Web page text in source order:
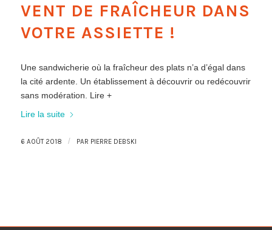
VENT DE FRAÎCHEUR DANS
VOTRE ASSIETTE !
Une sandwicherie où la fraîcheur des plats n’a d’égal dans
la cité ardente. Un établissement à découvrir ou redécouvrir
sans modération. Lire +
Lire la suite
6 AOÛT 2018 / PAR PIERRE DEBSKI